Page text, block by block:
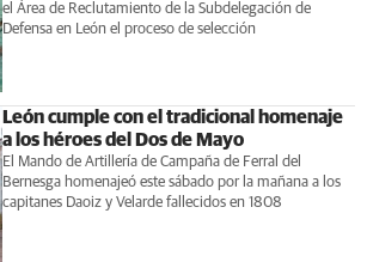
el Área de Reclutamiento de la Subdelegación de
Defensa en León el proceso de selección
León cumple con el tradicional homenaje
a los héroes del Dos de Mayo
El Mando de Artillería de Campaña de Ferral del
Bernesga homenajeó este sábado por la mañana a los
capitanes Daoiz y Velarde fallecidos en 1808